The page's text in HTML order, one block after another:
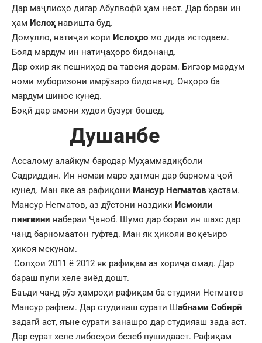
Дар маҷлисҳо дигар Абулвофӣ ҳам нест. Дар бораи ин
ҳам Ислоҳ навишта буд.
Домулло, натиҷаи кори Ислоҳро мо дида истодаем.
Бояд мардум ин натиҷаҳоро бидонанд.
Дар охир як пешниҳод ва тавсия дорам. Бигзор мардум
номи муборизони имрӯзаро бидонанд. Онҳоро ба
мардум шинос кунед.
Боқӣ дар амони худои бузург бошед.
Душанбе
Ассалому алайкум бародар Муҳаммадиқболи
Садриддин. Ин номаи маро ҳатман дар барнома ҷой
кунед. Ман яке аз рафиқони Мансур Негматов ҳастам.
Мансур Негматов, аз дӯстони наздики Исмоили
пингвини набераи Ҷаноб. Шумо дар бораи ин шахс дар
чанд барномаатон гуфтед. Ман як ҳикояи воқеъиро
ҳикоя мекунам.
Солҳои 2011 ё 2012 як рафиқам аз хориҷа омад. Дар
бараш пули хеле зиёд дошт.
Баъди чанд рӯз ҳамроҳи рафиқам ба студияи Негматов
Мансур рафтем. Дар студияаш сурати Шабнами Собирӣ
задагӣ аст, яъне сурати занашро дар студияаш зада аст.
Дар сурат хеле либосҳои безеб пушидааст. Рафиқам